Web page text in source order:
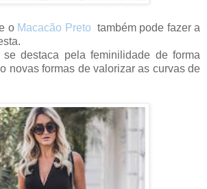
o Macacão Preto também pode fazer a
destaca pela feminilidade de forma
novas formas de valorizar as curvas de